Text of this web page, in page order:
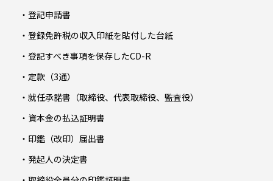
登記申請書
登録免許税の収入印紙を貼付した台紙
登記すべき事項を保存したCD-R
定款（3通）
就任承諾書（取締役、代表取締役、監査役）
資本金の払込証明書
印鑑（改印）届出書
発起人の決定書